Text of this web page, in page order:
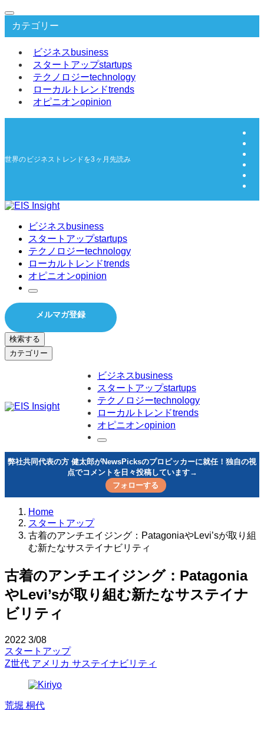
カテゴリー
ビジネス business
スタートアップstartups
テクノロジーtechnology
ローカルトレンドtrends
オピニオンopinion
世界のビジネストレンドを3ヶ月先読み | EIS Insight
ビジネス business
スタートアップstartups
テクノロジーtechnology
ローカルトレンドtrends
オピニオンopinion
メルマガ登録
検索する
カテゴリー
ビジネス business
スタートアップstartups
テクノロジーtechnology
ローカルトレンドtrends
オピニオンopinion
弊社共同代表の方 健太郎がNewsPicksのプロピッカーに就任！独自の視
点でコメントを日々投稿しています→
フォローする
Home
スタートアップ
古着のアンチエイジング：PatagoniaやLevi’sが取り組
む新たなサステイナビリティ
古着のアンチエイジング：Patagonia
やLevi’sが取り組む新たなサステイナ
ビリティ
2022 3/08
スタートアップ
Z世代 アメリカ サステイナビリティ
荒堀 桐代